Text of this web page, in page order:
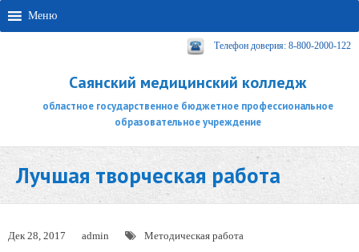
Меню
Телефон доверия: 8-800-2000-122
Саянский медицинский колледж
областное государственное бюджетное профессиональное
образовательное учреждение
Лучшая творческая работа
Дек 28, 2017 admin Методическая работа